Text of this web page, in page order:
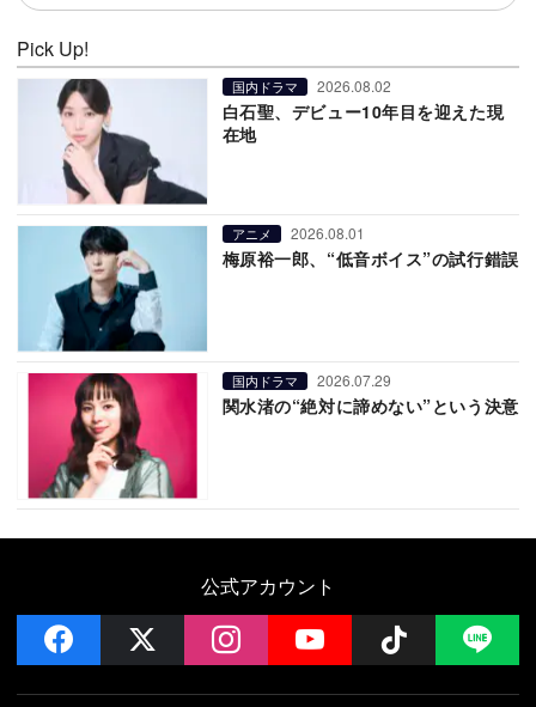
Pick Up!
国内ドラマ 2026.08.02
白石聖、デビュー10年目を迎えた現
在地
アニメ 2026.08.01
梅原裕一郎、“低音ボイス”の試行錯誤
国内ドラマ 2026.07.29
関水渚の“絶対に諦めない”という決意
公式アカウント
facebook instagramYouTube Follow